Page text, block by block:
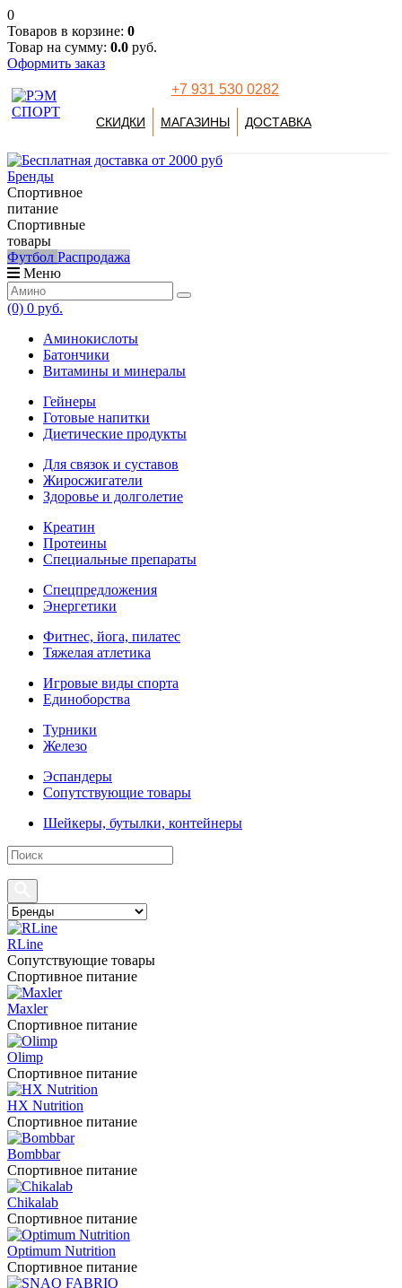
0
Товаров в корзине: 0
Товар на сумму: 0.0 руб.
Оформить заказ
+7 931 530 0282
СКИДКИ МАГАЗИНЫ ДОСТАВКА
Бренды
Спортивное
питание
Спортивные
товары
Футбол Распродажа
Меню
(0) 0 руб.
Аминокислоты
Батончики
Витамины и минералы
Гейнеры
Готовые напитки
Диетические продукты
Для связок и суставов
Жиросжигатели
Здоровье и долголетие
Креатин
Протеины
Специальные препараты
Спецпредложения
Энергетики
Фитнес, йога, пилатес
Тяжелая атлетика
Игровые виды спорта
Единоборства
Турники
Железо
Эспандеры
Сопутствующие товары
Шейкеры, бутылки, контейнеры
RLine
Сопутствующие товары
Спортивное питание
Maxler
Спортивное питание
Olimp
Спортивное питание
HX Nutrition
Спортивное питание
Bombbar
Спортивное питание
Chikalab
Спортивное питание
Optimum Nutrition
Спортивное питание